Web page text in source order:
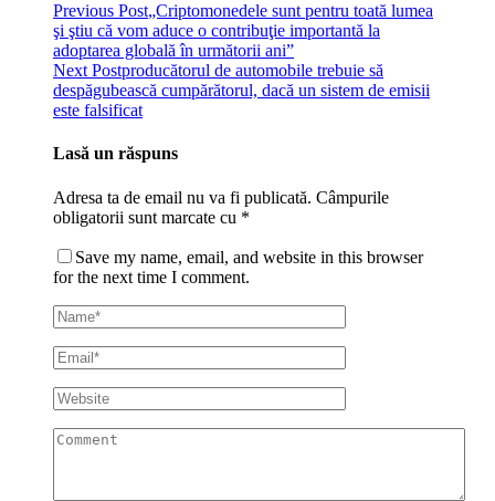
Previous Post„Criptomonedele sunt pentru toată lumea
şi ştiu că vom aduce o contribuţie importantă la
adoptarea globală în următorii ani”
Next Postproducătorul de automobile trebuie să
despăgubească cumpărătorul, dacă un sistem de emisii
este falsificat
Lasă un răspuns
Adresa ta de email nu va fi publicată. Câmpurile
obligatorii sunt marcate cu *
Save my name, email, and website in this browser
for the next time I comment.